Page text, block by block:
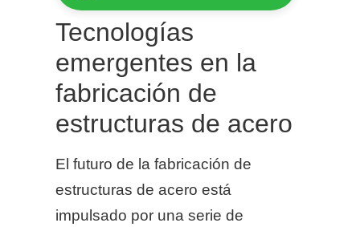
Tecnologías
emergentes en la
fabricación de
estructuras de acero
El futuro de la fabricación de
estructuras de acero está
impulsado por una serie de